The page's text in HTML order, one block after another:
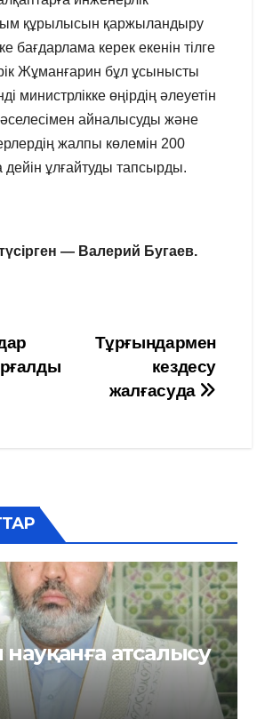
құрылысын қаржыландыру
бағдарлама керек екенін тілге
Жұманғарин бұл ұсынысты
министрлікке өңірдің әлеуетін
айналысуды және
жалпы көлемін 200
дейін ұлғайтуды тапсырды.
— Валерий Бугаев.
Тұрғындармен
кездесу
жалғасуда
атсалысу